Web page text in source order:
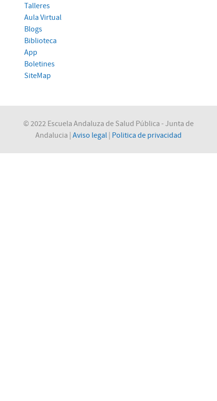
Talleres
Aula Virtual
Blogs
Biblioteca
App
Boletines
SiteMap
© 2022 Escuela Andaluza de Salud Pública - Junta de
Andalucia | Aviso legal Politica de privacidad